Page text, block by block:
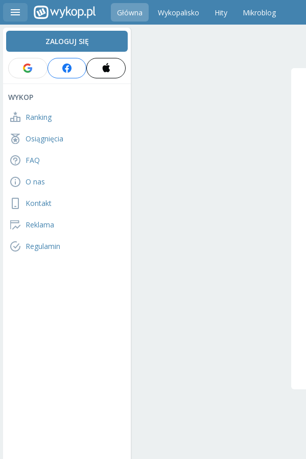
Główna Wykopalisko Hity Mikroblog
ZALOGUJ SIĘ
WYKOP
Ranking
Osiągnięcia
FAQ
O nas
Kontakt
Reklama
Regulamin